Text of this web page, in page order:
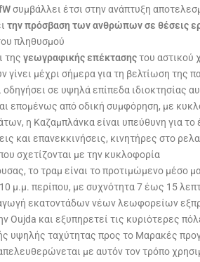
συμβάλλει έτσι στην ανάπτυξη
την πρόσβαση των ανθρώπων σε θέσεις
πληθυσμού
της γεωγραφικής επέκτασηςτου αστικού
γίνει μέχρι σήμερα για τη βελτίωση
σε υψηλά επίπεδα ιδιοκτησίας
επομένως από οδική συμφόρηση, με
η Καζαμπλάνκα είναι υπεύθυνη για το
και επανεκκινήσεις, κινητήρες στο
σχετίζονται με την κυκλοφορία
το τραμ είναι το προτιμώμενο μέσο
μ.μ. περίπου, με συχνότητα 7 έως 15
εκατοντάδων νέων λεωφορείων
και εξυπηρετεί τις κυριότερες
υψηλής ταχύτητας προς το Μαρακές
με αυτόν τον τρόπο